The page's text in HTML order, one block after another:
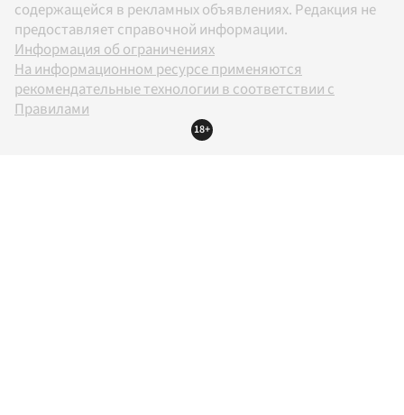
содержащейся в рекламных объявлениях. Редакция не
предоставляет справочной информации.
Информация об ограничениях
На информационном ресурсе применяются
рекомендательные технологии в соответствии с
Правилами
18+